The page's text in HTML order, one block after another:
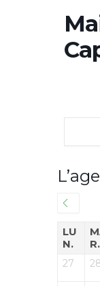
LU
N.
R.
27